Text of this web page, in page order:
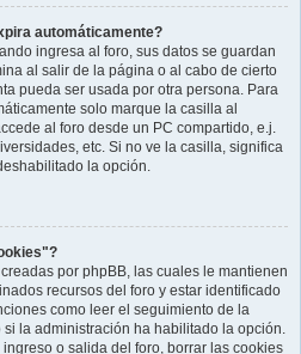
automáticamente?
ingresa al foro, sus datos se guardan
al salir de la página o al cabo de cierto
pueda ser usada por otra persona. Para
solo marque la casilla al
al foro desde un PC compartido, e.j.
etc. Si no ve la casilla, significa
la opción.
por phpBB, las cuales le mantienen
recursos del foro y estar identificado
como leer el seguimiento de la
la administración ha habilitado la opción.
o salida del foro, borrar las cookies